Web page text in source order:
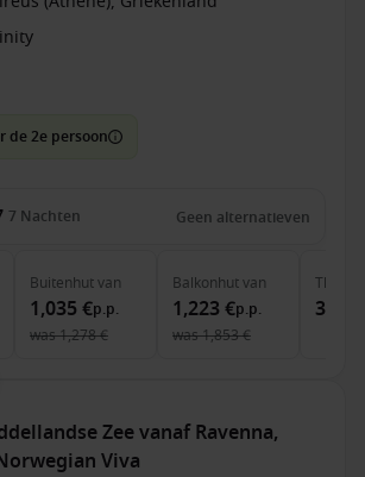
de 2e persoon
7 Nachten Geen alternatieven
Buitenhutvan
1,035 €p.p.
was1,278 €
Balkonhutvan
1,223 €p.p.
was1,853 €
The
Zee vanaf Ravenna,
Viva